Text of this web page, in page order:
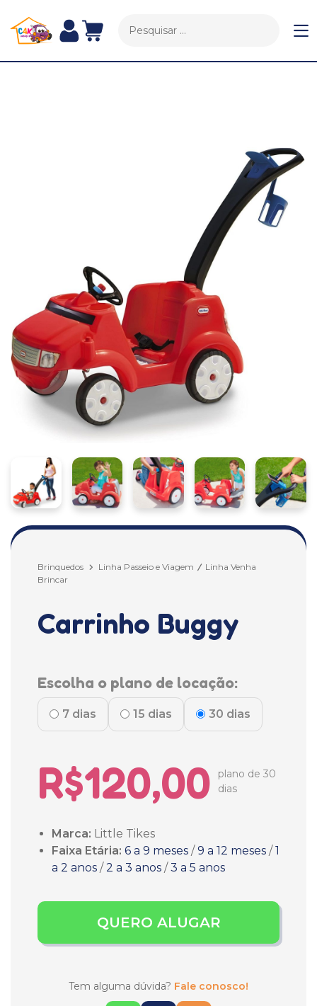
Brinquedos Linha Passeio e Viagem
Linha Venha
Brincar
Carrinho Buggy
Escolha o plano de locação:
7 dias 15 dias 30 dias
R$120,00
plano de 30
dias
Marca: Little Tikes
Faixa Etária: 6 a 9 meses /9 a 12 meses /1
a 2 anos /2 a 3 anos /3 a 5 anos
QUERO ALUGAR
Tem alguma dúvida? Fale conosco!